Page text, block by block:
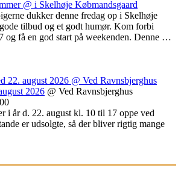
dukker denne fredag op i Skelhøje
tilbud og et godt humør. Kom forbi
og få en god start på weekenden. Denne …
22. august 2026 @ Ved Ravnsbjerghus
2026 @ Ved Ravnsbjerghus
i år d. 22. august kl. 10 til 17 oppe ved
er udsolgte, så der bliver rigtig mange